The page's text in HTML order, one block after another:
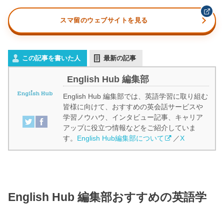
スマ留のウェブサイトを見る
この記事を書いた人 最新の記事
English Hub 編集部
English Hub 編集部では、英語学習に取り組む
皆様に向けて、おすすめの英会話サービスや
学習ノウハウ、インタビュー記事、キャリア
アップに役立つ情報などをご紹介していま
す。 English Hub編集部について ／X
English Hub 編集部おすすめの英語学